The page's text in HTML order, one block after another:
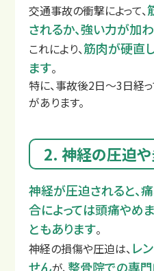
交通事故後の主な症状
交通事故の衝撃によって、
されるか、強い力が加
これにより、筋肉が硬直
ます。
特に、事故後2日〜3日経
があります。
2. 神経の圧迫
神経が圧迫されると、
合によっては頭痛やめ
ともあります。
神経の損傷や圧迫は、 レ
せん
整骨院での専